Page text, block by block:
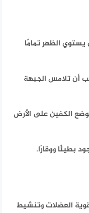
الظهر تمامًا
أن تلامس الجبهة
الكفين على الأرض
بطيئًا ووقارًا.
العضلات وتنشيط